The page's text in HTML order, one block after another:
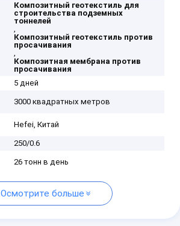
Композитный геотекстиль для
строительства подземных
тоннелей
,
Композитный геотекстиль против
просачивания
,
Композитная мембрана против
просачивания
5 дней
3000 квадратных метров
Hefei, Китай
250/0.6
26 тонн в день
Осмотрите больше